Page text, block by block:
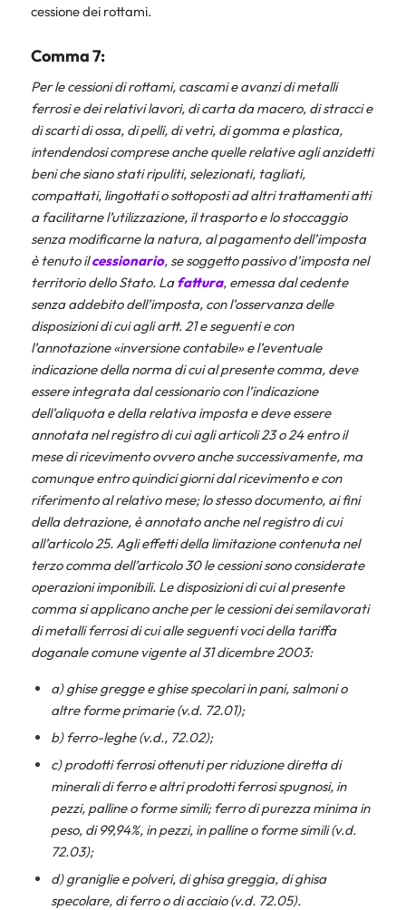
cessione dei rottami.
Comma 7:
Per le cessioni di rottami, cascami e avanzi di metalli
ferrosi e dei relativi lavori, di carta da macero, di stracci e
di scarti di ossa, di pelli, di vetri, di gomma e plastica,
intendendosi comprese anche quelle relative agli anzidetti
beni che siano stati ripuliti, selezionati, tagliati,
compattati, lingottati o sottoposti ad altri trattamenti atti
a facilitarne l’utilizzazione, il trasporto e lo stoccaggio
senza modificarne la natura, al pagamento dell’imposta
è tenuto ilcessionario, se soggetto passivo d’imposta nel
territorio dello Stato. Lafattura, emessa dal cedente
senza addebito dell’imposta, con l’osservanza delle
disposizioni di cui agli artt. 21 e seguenti e con
l’annotazione «inversione contabile» e l’eventuale
indicazione della norma di cui al presente comma, deve
essere integrata dal cessionario con l’indicazione
dell’aliquota e della relativa imposta e deve essere
annotata nel registro di cui agli articoli 23 o 24 entro il
mese di ricevimento ovvero anche successivamente, ma
comunque entro quindici giorni dal ricevimento e con
riferimento al relativo mese; lo stesso documento, ai fini
della detrazione, è annotato anche nel registro di cui
all’articolo 25. Agli effetti della limitazione contenuta nel
terzo comma dell’articolo 30 le cessioni sono considerate
operazioni imponibili. Le disposizioni di cui al presente
comma si applicano anche per le cessioni dei semilavorati
di metalli ferrosi di cui alle seguenti voci della tariffa
doganale comune vigente al 31 dicembre 2003:
a) ghise gregge e ghise specolari in pani, salmoni o
altre forme primarie (v.d. 72.01);
b) ferro-leghe (v.d., 72.02);
c) prodotti ferrosi ottenuti per riduzione diretta di
minerali di ferro e altri prodotti ferrosi spugnosi, in
pezzi, palline o forme simili; ferro di purezza minima in
peso, di 99,94%, in pezzi, in palline o forme simili (v.d.
72.03);
d) graniglie e polveri, di ghisa greggia, di ghisa
specolare, di ferro o di acciaio (v.d. 72.05).